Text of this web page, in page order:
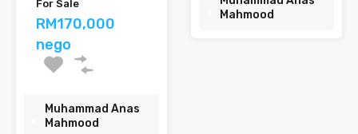
For Sale
RM170,000
nego
Muhammad Anas
Mahmood
Mahmood